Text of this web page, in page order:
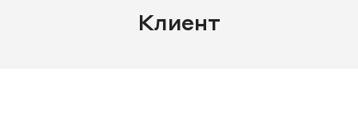
Клиент